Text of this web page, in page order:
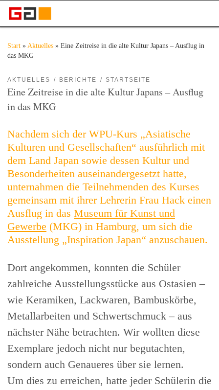
Zum Inhalt springen
Start » Aktuelles » Eine Zeitreise in die alte Kultur Japans – Ausflug in
das MKG
AKTUELLES BERICHTE STARTSEITE
Eine Zeitreise in die alte Kultur Japans – Ausflug
in das MKG
Nachdem sich der WPU-Kurs „Asiatische
Kulturen und Gesellschaften“ ausführlich mit
dem Land Japan sowie dessen Kultur und
Besonderheiten auseinandergesetzt hatte,
unternahmen die Teilnehmenden des Kurses
gemeinsam mit ihrer Lehrerin Frau Hack einen
Ausflug in das Museum für Kunst und
Gewerbe (MKG) in Hamburg, um sich die
Ausstellung „Inspiration Japan“ anzuschauen.
Dort angekommen, konnten die Schüler
zahlreiche Ausstellungsstücke aus Ostasien –
wie Keramiken, Lackwaren, Bambuskörbe,
Metallarbeiten und Schwertschmuck – aus
nächster Nähe betrachten. Wir wollten diese
Exemplare jedoch nicht nur begutachten,
sondern auch Genaueres über sie lernen.
Um dies zu erreichen, hatte jeder Schülerin die